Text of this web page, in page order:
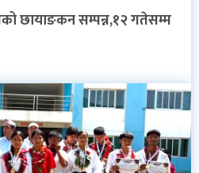
छायाङकन सम्पन्न,१२ गतेसम्म